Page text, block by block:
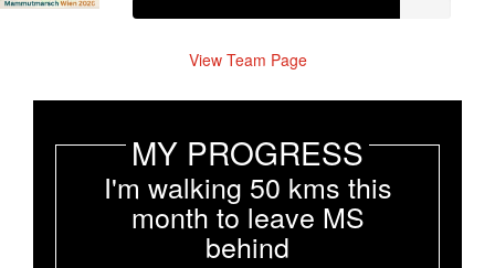
View Team Page
MY PROGRESS
I'm walking 50 kms this
month to leave MS
behind